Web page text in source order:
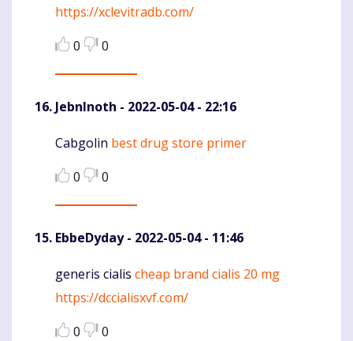
https://xclevitradb.com/
0
0
JebnInoth - 2022-05-04 - 22:16
Komentaras
Cabgolin best drug store primer
0
0
EbbeDyday- 2022-05-04 - 11:46
Komentaras
generis cialis cheap brand cialis 20 mg
https://dccialisxvf.com/
0
0